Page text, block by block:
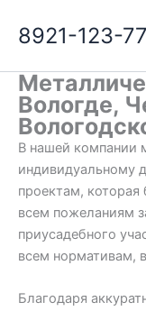
8921-123-
Вологде,
В нашей компании
индивидуальному
проектам, которая
всем пожеланиям
приусадебного
всем нормативам,
Благодаря